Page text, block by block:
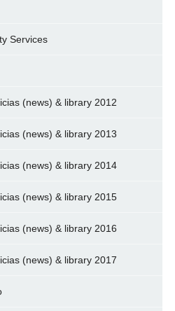
Services
(news) & library 2012
(news) & library 2013
(news) & library 2014
(news) & library 2015
(news) & library 2016
(news) & library 2017